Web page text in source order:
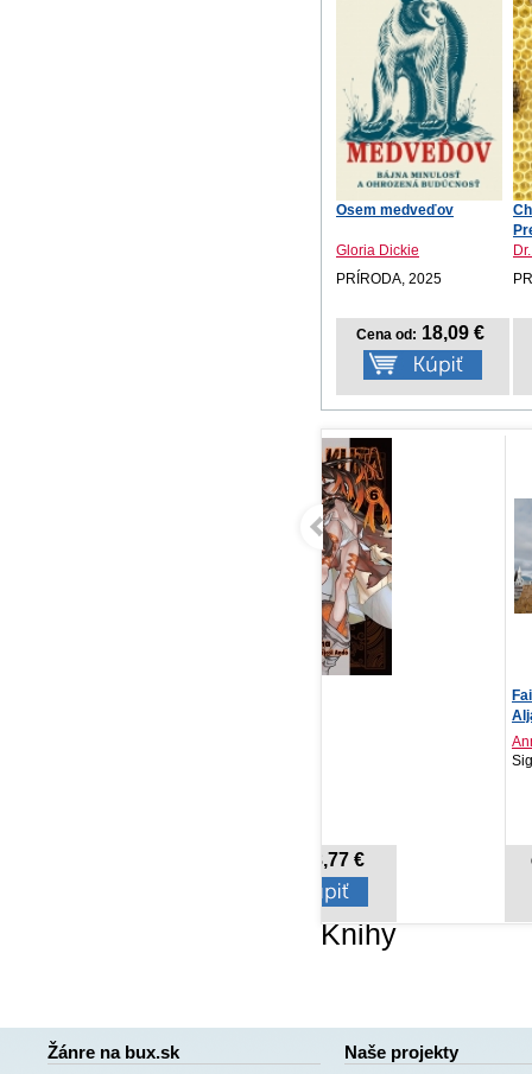
Osem medveďov
Gloria Dickie
PRÍRODA, 2025
Cena od: 18,09 €
a...
Cena od:
52
na
Knihy
Žánre na bux.sk Naše projekty